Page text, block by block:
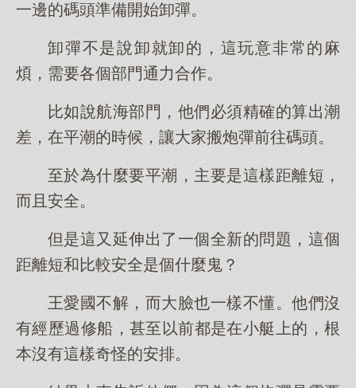
一邊的碼頭準備開始卸彈。
卸彈不是說卸就卸的，這玩意非常的麻
煩，需要各個部門通力合作。
比如說航海部門，他們必須精確的算出潮
差，在平潮的時候，讓大家搬炮彈前往碼頭。
至於為什麼要平潮，主要是這樣距離短，
而且安全。
但是這又延伸出了一個全新的問題，這個
距離短和比較安全是個什麼鬼？
王愛國不解，而大臉也一樣不懂。他們沒
有經歷過修船，甚至以前都是在小艇上的，根
本沒有這樣奇怪的安排。